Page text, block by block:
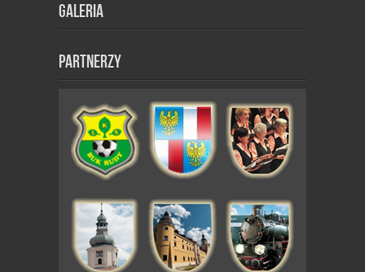
Galeria
Partnerzy